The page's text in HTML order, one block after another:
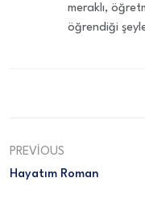
meraklı,
öğrendiği
PREVIOUS
Hayatım Roman